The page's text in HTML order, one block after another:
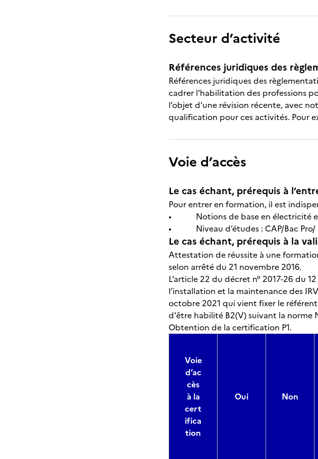
Secteur d’activité
Références juridiques des
Références juridiques des
cadrer l’habilitation des professions
l’objet d’une révision récente, avec
qualification pour ces activités. Pour
Voie d’accès
Le cas échant, prérequis à
Pour entrer en formation, il est
• Notions de base en électricité et
• Niveau d’études : CAP/Bac Pro/
Le cas échant, prérequis à la
Attestation de réussite à une
selon arrêté du 21 novembre 2016.
L’article 22 du décret n° 2017-26 du
l’installation et la maintenance des
octobre 2021 qui vient fixer le
d'être habilité B2(V) suivant la norme
Obtention de la certification P1.
Voie
d’ac
cès
à la
cert
ifica
tion
Oui Non